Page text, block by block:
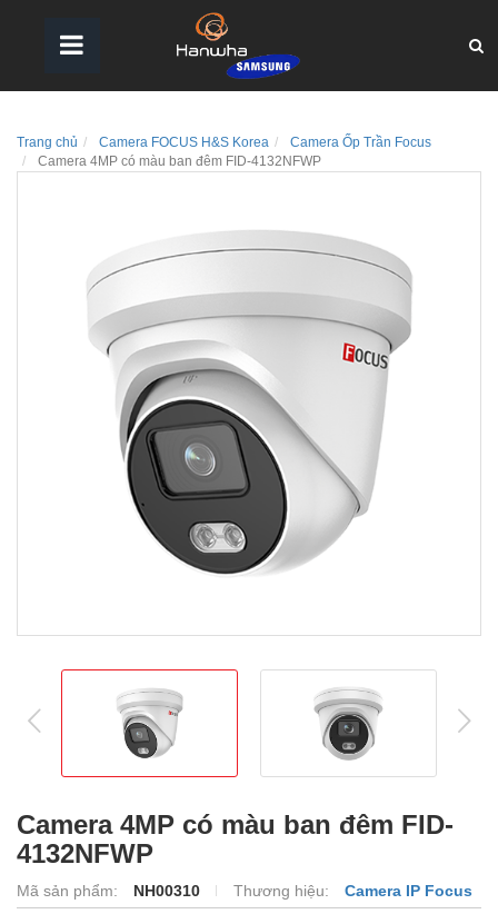
Trang chủ Camera FOCUS H&S Korea
Camera Ốp Trần Focus
Camera 4MP có màu ban đêm FID-4132NFWP
Camera 4MP có màu ban đêm FID-
4132NFWP
Mã sản phẩm: NH00310 Thương hiệu: Camera IP Focus